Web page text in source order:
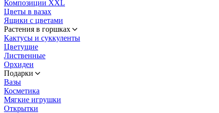
Композиции XXL
Цветы в вазах
Ящики с цветами
Растения в горшках
Кактусы и суккуленты
Цветущие
Лиственные
Орхидеи
Подарки
Вазы
Косметика
Мягкие игрушки
Открытки